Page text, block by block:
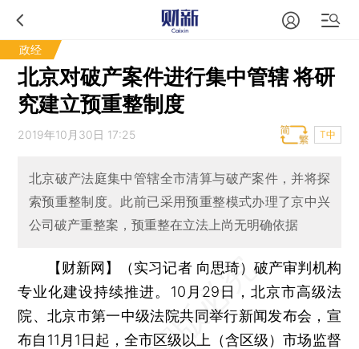
政经
北京对破产案件进行集中管辖 将研
究建立预重整制度
2019年10月30日 17:25 T中
北京破产法庭集中管辖全市清算与破产案件，并将探
索预重整制度。此前已采用预重整模式办理了京中兴
公司破产重整案，预重整在立法上尚无明确依据
【财新网】（实习记者 向思琦）破产审判机构
专业化建设持续推进。10月29日，北京市高级法
院、北京市第一中级法院共同举行新闻发布会，宣
布自11月1日起，全市区级以上（含区级）市场监督